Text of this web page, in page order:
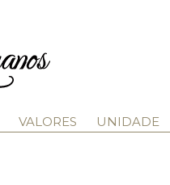
VALORES UNIDADE